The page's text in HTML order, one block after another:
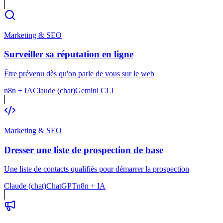
Marketing & SEO
Surveiller sa réputation en ligne
Être prévenu dès qu'on parle de vous sur le web
n8n + IAClaude (chat)Gemini CLI
Marketing & SEO
Dresser une liste de prospection de base
Une liste de contacts qualifiés pour démarrer la prospection
Claude (chat)ChatGPTn8n + IA